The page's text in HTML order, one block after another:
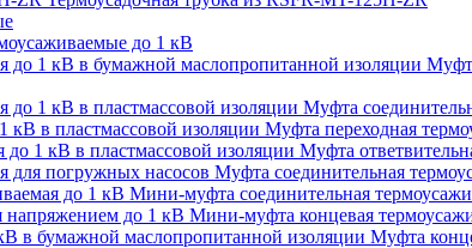
до 1 кВ
Муфта
Муфта переходная
Муфта
Муфта соединительная
Мини-муфта соединительная
Мини-муфта концевая
Муфта